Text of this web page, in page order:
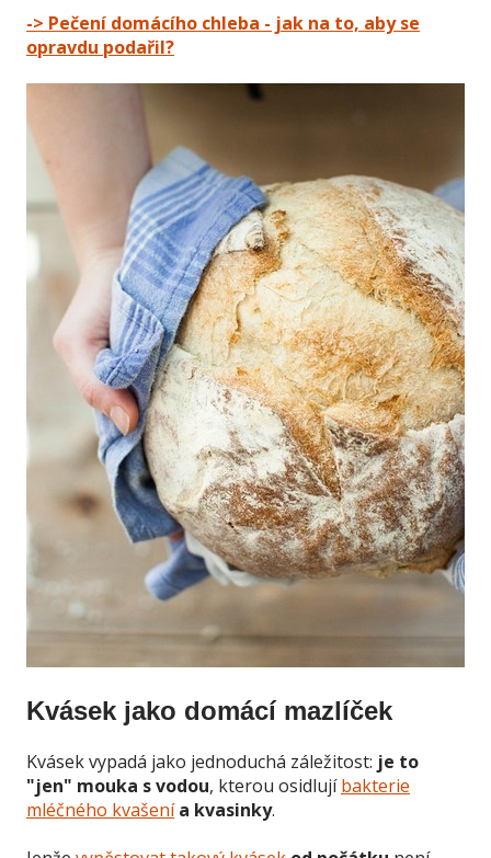
-> Pečení domácího chleba - jak na to, aby se
opravdu podařil?
Kvásek jako domácí mazlíček
Kvásek vypadá jako jednoduchá záležitost: je to
"jen" mouka s vodou, kterou osidlujíbakterie
mléčného kvašenía kvasinky.